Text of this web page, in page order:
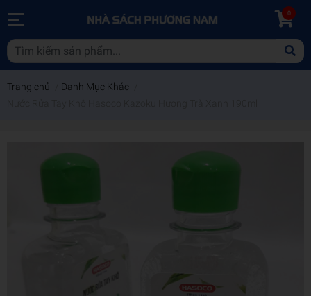
0
Trang chủ Danh Mục Khác